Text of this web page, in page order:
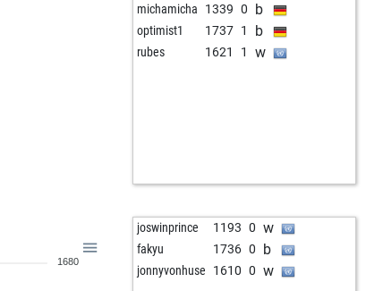
michamicha 1339 0 b
optimist1 1737 1 b
rubes 1621 1 w
1680
joswinprince 1193 0 w
fakyu 1736 0 b
jonnyvonhuse 1610 0 w